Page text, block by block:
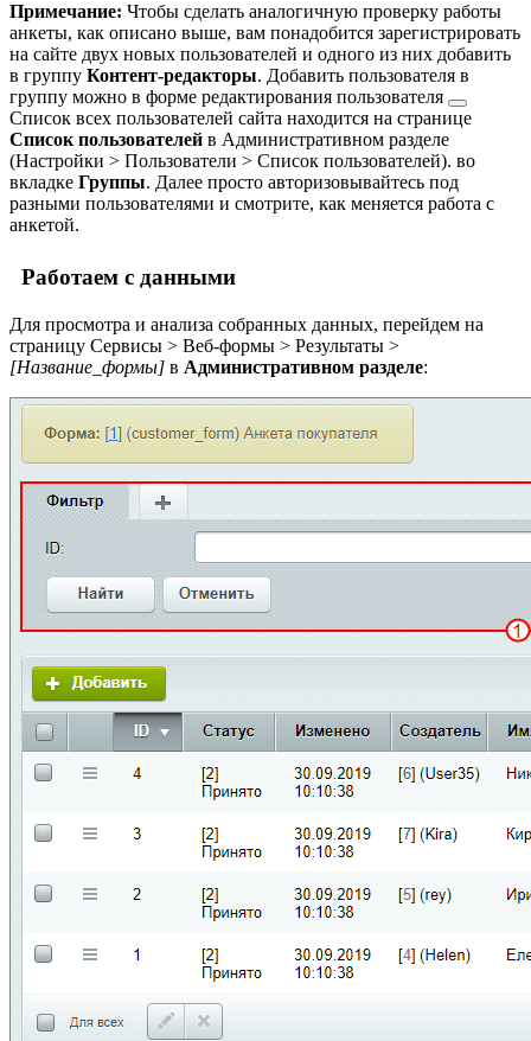
Примечание: Чтобы сделать аналогичную проверку работы
анкеты, как описано выше, вам понадобится зарегистрировать
на сайте двух новых пользователей и одного из них добавить
в группу Контент-редакторы. Добавить пользователя в
группу можно в форме редактирования пользователя
Список всех пользователей сайта находится на странице
Список пользователей в Административном разделе
(Настройки > Пользователи > Список пользователей). во
вкладке Группы. Далее просто авторизовывайтесь под
разными пользователями и смотрите, как меняется работа с
анкетой.
Работаем с данными
Для просмотра и анализа собранных данных, перейдем на
страницу Сервисы > Веб-формы > Результаты >
[Название_формы] в Административном разделе: